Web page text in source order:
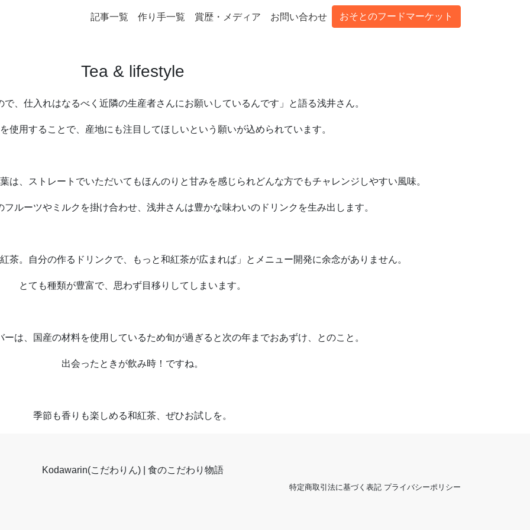
記事一覧 作り手一覧 賞歴・メディア お問い合わせ おそとのフードマーケット
Tea & lifestyle
で、仕入れはなるべく近隣の生産者さんにお願いしているんです」と語る浅井さん。
使用することで、産地にも注目してほしいという願いが込められています。
は、ストレートでいただいてもほんのりと甘みを感じられどんな方でもチャレンジしやすい風味。
ルーツやミルクを掛け合わせ、浅井さんは豊かな味わいのドリンクを生み出します。
茶。自分の作るドリンクで、もっと和紅茶が広まれば」とメニュー開発に余念がありません。
とても種類が豊富で、思わず目移りしてしまいます。
ーは、国産の材料を使用しているため旬が過ぎると次の年までおあずけ、とのこと。
出会ったときが飲み時！ですね。
季節も香りも楽しめる和紅茶、ぜひお試しを。
Kodawarin(こだわりん) | 食のこだわり物語
特定商取引法に基づく表記 プライバシーポリシー